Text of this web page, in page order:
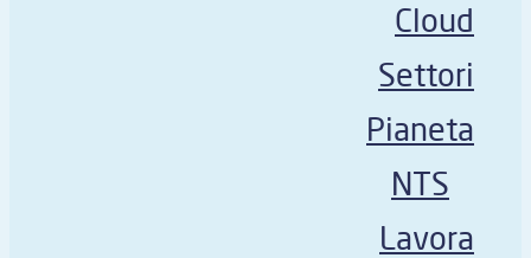
Cloud
Settori
Pianeta
NTS
Lavora